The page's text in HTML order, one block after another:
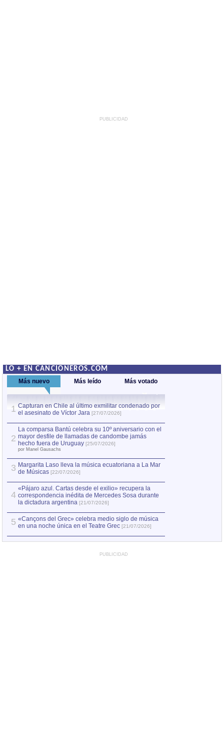
PUBLICIDAD
LO + EN CANCIONEROS.COM
Más nuevo Más leído Más votado
1 Capturan en Chile al último exmilitar condenado por
el asesinato de Víctor Jara [27/07/2026]
2
La comparsa Bantú celebra su 10º aniversario con el
mayor desfile de llamadas de candombe jamás
hecho fuera de Uruguay [25/07/2026]
por Manel Gausachs
3 Margarita Laso lleva la música ecuatoriana a La Mar
de Músicas [22/07/2026]
4
«Pájaro azul. Cartas desde el exilio» recupera la
correspondencia inédita de Mercedes Sosa durante
la dictadura argentina [21/07/2026]
5 «Cançons del Grec» celebra medio siglo de música
en una noche única en el Teatre Grec [21/07/2026]
PUBLICIDAD